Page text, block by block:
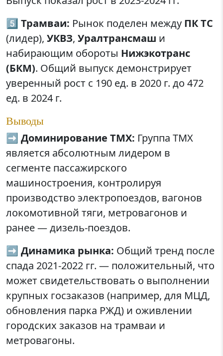
5️⃣ Трамваи: Рынок поделен между ПК ТС
(лидер), УКВЗ, Уралтрансмаш и
набирающим обороты Нижэкотранс
(БКМ). Общий выпуск демонстрирует
уверенный рост с 190 ед. в 2020 г. до 472
ед. в 2024 г.
Выводы
➡️ Доминирование ТМХ: Группа ТМХ
является абсолютным лидером в
сегменте пассажирского
машиностроения, контролируя
производство электропоездов, вагонов
локомотивной тяги, метровагонов и
ранее — дизель-поездов.
➡️ Динамика рынка: Общий тренд после
спада 2021-2022 гг. — положительный, что
может свидетельствовать о выполнении
крупных госзаказов (например, для МЦД,
обновления парка РЖД) и оживлении
городских заказов на трамваи и
метровагоны.